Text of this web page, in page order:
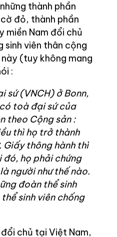
thành phần
đỏ, thành phần
miền Nam đổi chủ
viên thân cộng
(tuy không mang
:
sứ (VNCH) ở Bonn,
toà đại sứ của
theo Cộng sản :
thì họ trở thành
Giấy thông hành thì
đó, họ phải chứng
người như thế nào.
đoàn thể sinh
sinh viên chống
chủ tại Việt Nam,